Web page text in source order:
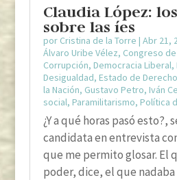
Claudia López:
sobre las íes
por Cristina de la Torre | Abr 21,
Álvaro Uribe Vélez, Congreso
Corrupción, Democracia Liberal,
Desigualdad, Estado de Derecho
la Nación, Gustavo Petro, Iván
social, Paramilitarismo, Política
¿Y a qué horas pasó esto?,
candidata en entrevista
que me permito glosar. El
poder, dice, el que